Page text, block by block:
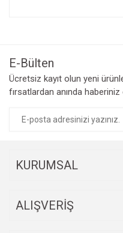
E-Bülten
Ücretsiz kayıt olun yeni
fırsatlardan anında
KURUMSAL
ALIŞVERİŞ